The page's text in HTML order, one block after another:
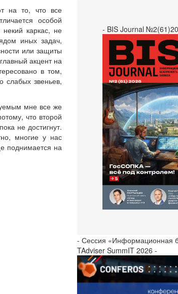
на то, что все
особой
каркас, не
иных задач,
или защиты
акцент на
в том,
слабых звеньев,
мне все же
что второй
не достигнут.
многие у нас
поднимается на
- BIS Journal
- Сессия «Информационная
TAdviser SummIT 2026 -